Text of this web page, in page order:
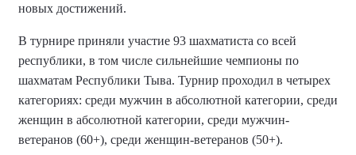
новых достижений.
В турнире приняли участие 93 шахматиста со всей
республики, в том числе сильнейшие чемпионы по
шахматам Республики Тыва. Турнир проходил в четырех
категориях: среди мужчин в абсолютной категории, среди
женщин в абсолютной категории, среди мужчин-
ветеранов (60+), среди женщин-ветеранов (50+).